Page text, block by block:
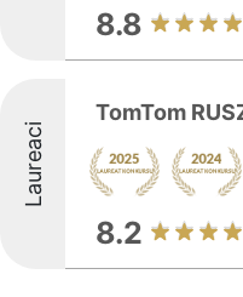
8.8
Laureaci
TomTom
8.2